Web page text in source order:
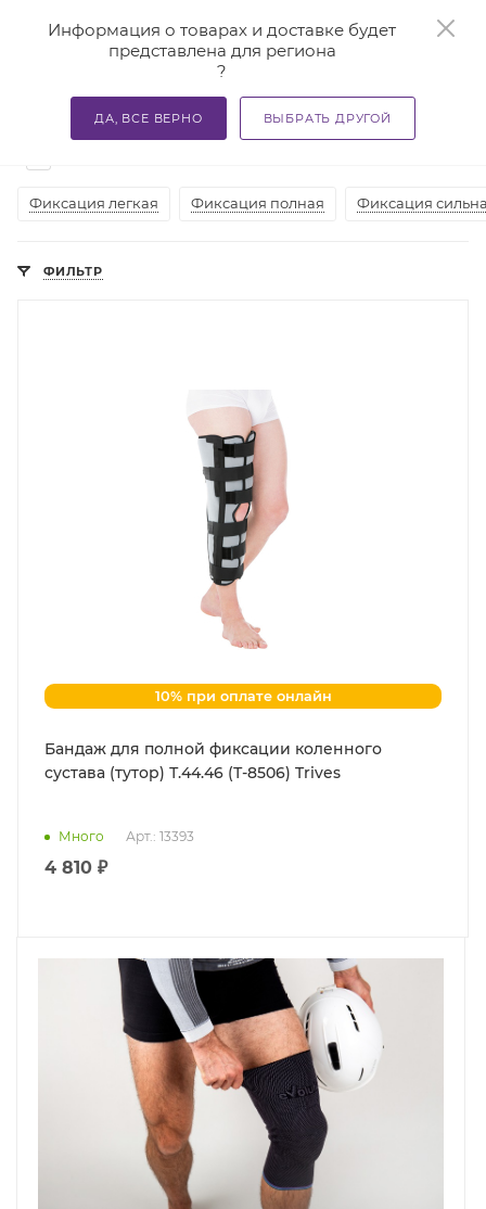
Информация о товарах и доставке будет
представлена для региона
?
ДА, ВСЕ ВЕРНО ВЫБРАТЬ ДРУГОЙ
Главная — Каталог — Бандажи и корсеты — Ортезы и
Ортезы на коленный сустав в Казани
Фиксация легкая Фиксация полная Фиксация
ФИЛЬТР
10% при оплате онлайн
Бандаж для полной фиксации коленного
сустава (тутор) Т.44.46 (Т-8506) Trives
Много Арт.: 13393
4 810 ₽